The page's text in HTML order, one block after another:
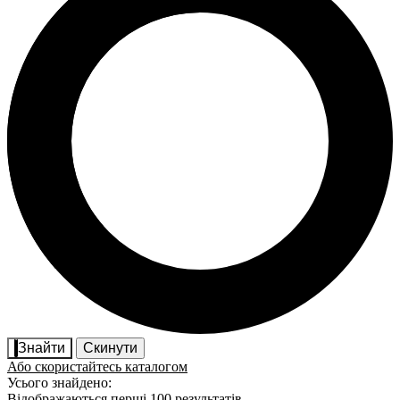
Знайти
Скинути
Або скористайтесь каталогом
Усього знайдено: